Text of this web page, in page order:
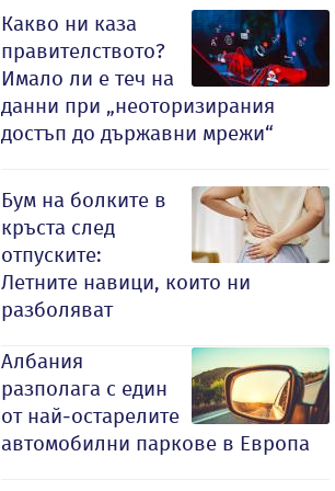
Какво ни каза
правителството?
Имало ли е теч на
данни при „неоторизирания
достъп до държавни мрежи“
Бум на болките в
кръста след
отпуските:
Летните навици, които ни
разболяват
Албания
разполага с един
от най-остарелите
автомобилни паркове в Европа